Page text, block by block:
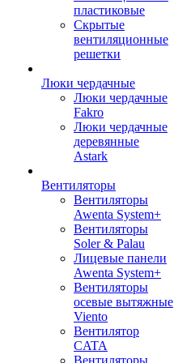
пластиковые
Скрытые
вентиляционные
решетки
Люки чердачные
Люки чердачные
Fakro
Люки чердачные
деревянные
Astark
Вентиляторы
Вентиляторы
Awenta System+
Вентиляторы
Soler & Palau
Лицевые панели
Awenta System+
Вентиляторы
осевые вытяжные
Viento
Вентилятор
CATA
Вентиляторы